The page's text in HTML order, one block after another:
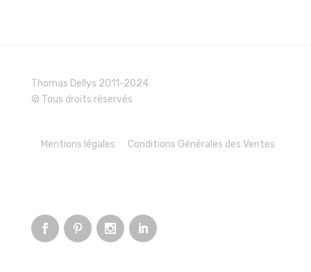
Thomas Dellys 2011-2024
© Tous droits réservés
Mentions légales Conditions Générales des Ventes